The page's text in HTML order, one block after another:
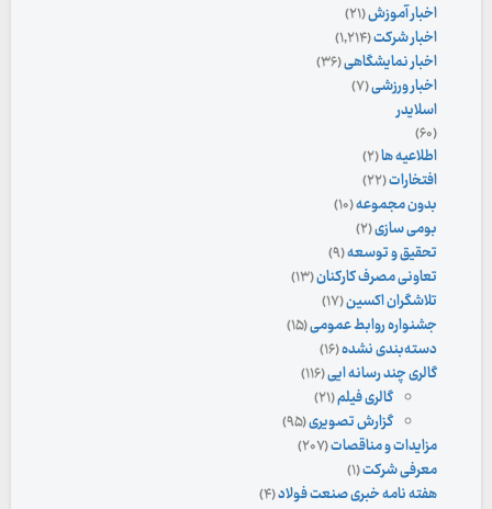
اخبار آموزش(۲۱)
اخبار شرکت(۱,۲۱۴)
اخبار نمایشگاهی(۳۶)
اخبار ورزشی(۷)
اسلایدر
(۶۰)
اطلاعیه ها(۲)
افتخارات(۲۲)
بدون مجموعه(۱۰)
بومی سازی(۲)
تحقیق و توسعه(۹)
تعاونی مصرف کارکنان(۱۳)
تلاشگران اکسین(۱۷)
جشنواره روابط عمومی(۱۵)
دسته‌بندی نشده(۱۶)
گالری چند رسانه ایی(۱۱۶)
گالری فیلم(۲۱)
گزارش تصویری(۹۵)
مزایدات و مناقصات(۲۰۷)
معرفی شرکت(۱)
هفته نامه خبری صنعت فولاد(۴)